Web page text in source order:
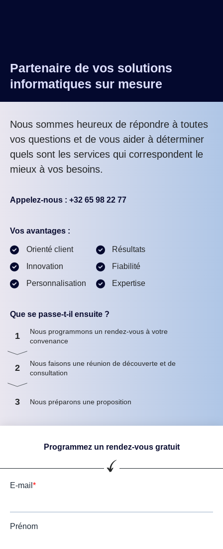
Partenaire de vos solutions
informatiques sur mesure
Nous sommes heureux de répondre à toutes
vos questions et de vous aider à déterminer
quels sont les services qui correspondent le
mieux à vos besoins.
Appelez-nous : +32 65 98 22 77
Vos avantages :
Orienté client
Innovation
Personnalisation
Résultats
Fiabilité
Expertise
Que se passe-t-il ensuite ?
1
Nous programmons un rendez-vous à votre
convenance
2
Nous faisons une réunion de découverte et de
consultation
3 Nous préparons une proposition
Programmez un rendez-vous gratuit